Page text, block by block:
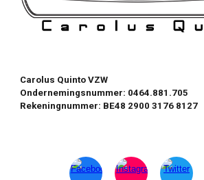
Carolus Quinto VZW
Ondernemingsnummer: 0464.881.705
Rekeningnummer: BE48 2900 3176 8127